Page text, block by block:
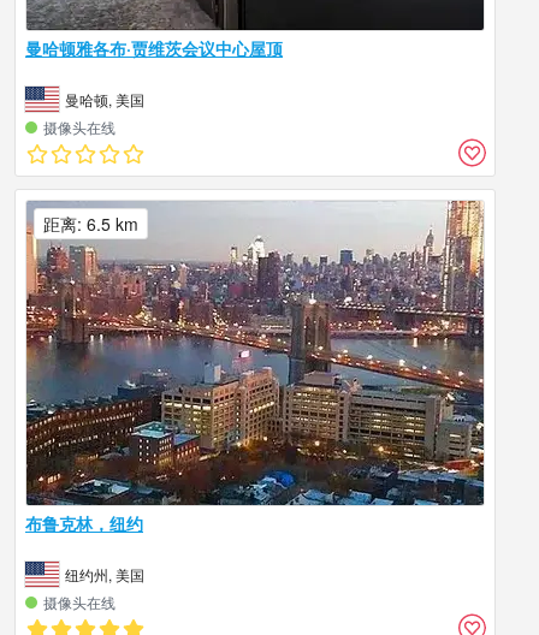
曼哈顿雅各布·贾维茨会议中心屋顶
曼哈顿, 美国
摄像头在线
布鲁克林，纽约
纽约州, 美国
摄像头在线
距离: 6.5 km